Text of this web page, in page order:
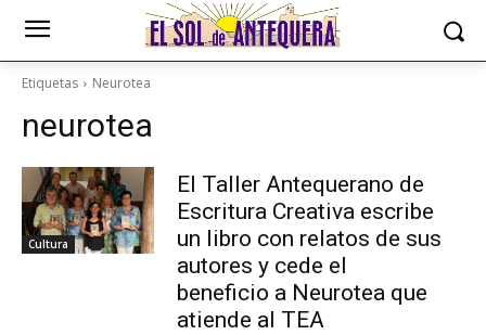
Etiquetas Neurotea
neurotea
Cultura
El Taller Antequerano de
Escritura Creativa escribe
un libro con relatos de sus
autores y cede el
beneficio a Neurotea que
atiende al TEA